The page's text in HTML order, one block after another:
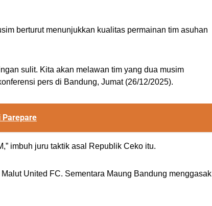
berturut menunjukkan kualitas permainan tim asuhan
sulit. Kita akan melawan tim yang dua musim
pers di Bandung, Jumat (26/12/2025).
Parepare
imbuh juru taktik asal Republik Ceko itu.
United FC. Sementara Maung Bandung menggasak